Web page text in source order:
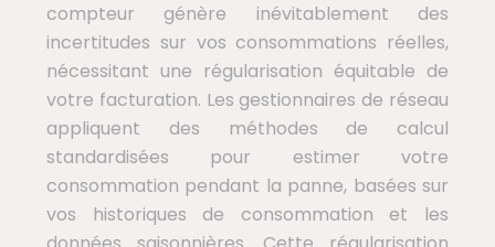
compteur génère inévitablement des
incertitudes sur vos consommations réelles,
nécessitant une régularisation équitable de
votre facturation. Les gestionnaires de réseau
appliquent des méthodes de calcul
standardisées pour estimer votre
consommation pendant la panne, basées sur
vos historiques de consommation et les